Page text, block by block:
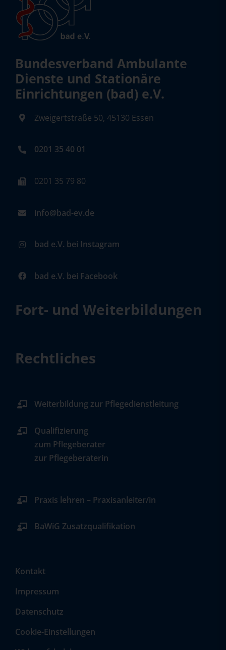
Bundesverband Ambulante
Dienste und Stationäre
Einrichtungen (bad) e.V.
Zweigertstraße 50, 45130 Essen
0201 35 40 01
0201 35 79 80
info@bad-ev.de
bad e.V. bei Instagram
bad e.V. bei Facebook
Fort- und Weiterbildungen
Rechtliches
Weiterbildung zur Pflegedienstleitung
Qualifizierung
zum Pflegeberater
zur Pflegeberaterin
Praxis lehren – Praxisanleiter/in
BaWiG Zusatzqualifikation
Kontakt
Impressum
Datenschutz
Cookie-Einstellungen